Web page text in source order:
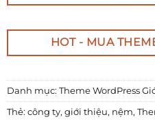
HOT - MUA
Danh mục: Theme WordPress
Thẻ: công ty, giới thiệu, nệm,